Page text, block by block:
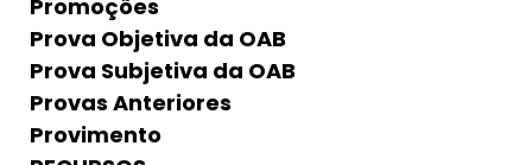
Promoções
Prova Objetiva da OAB
Prova Subjetiva da OAB
Provas Anteriores
Provimento